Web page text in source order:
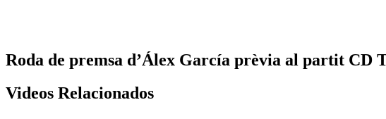
Roda de premsa d’Álex García prèvia al partit CD
Videos Relacionados